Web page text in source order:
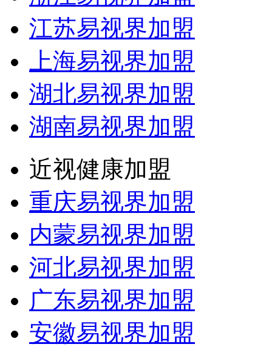
江苏易视界加盟
上海易视界加盟
湖北易视界加盟
湖南易视界加盟
近视健康加盟
重庆易视界加盟
内蒙易视界加盟
河北易视界加盟
广东易视界加盟
安徽易视界加盟